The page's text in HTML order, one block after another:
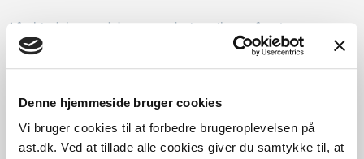
Denne hjemmeside bruger cookies
Vi bruger cookies til at forbedre brugeroplevelsen på
ast.dk. Ved at tillade alle cookies giver du samtykke til, at
I forbindelse med denne vurdering vil man foretage en
samlet vurdering af barnets situation. Ud over barnets
alder kan der i denne vurdering indgå kriterier som barnets
søskende og øvrige familie i hjemlandet, kulturforskellen
mellem landene og barnets mulighed for at blive i
hjemlandet.